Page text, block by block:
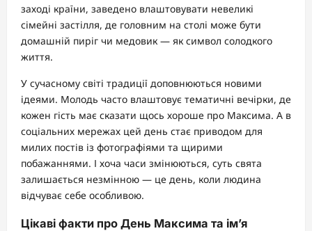
заході країни, заведено влаштовувати невеликі
сімейні застілля, де головним на столі може бути
домашній пиріг чи медовик — як символ солодкого
життя.
У сучасному світі традиції доповнюються новими
ідеями. Молодь часто влаштовує тематичні вечірки, де
кожен гість має сказати щось хороше про Максима. А в
соціальних мережах цей день стає приводом для
милих постів із фотографіями та щирими
побажаннями. І хоча часи змінюються, суть свята
залишається незмінною — це день, коли людина
відчуває себе особливою.
Цікаві факти про День Максима та ім’я